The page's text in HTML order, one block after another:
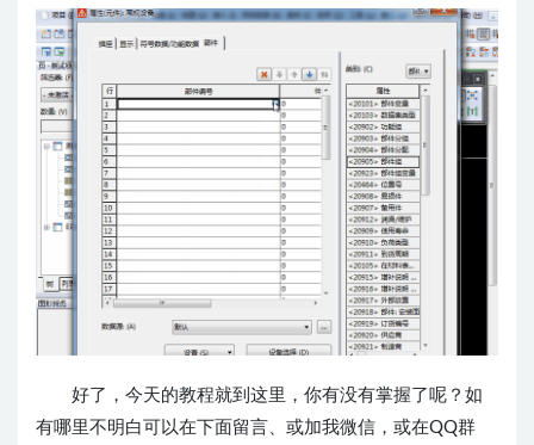
好了，今天的教程就到这里，你有没有掌握了呢？如
有哪里不明白可以在下面留言、或加我微信，或在QQ群